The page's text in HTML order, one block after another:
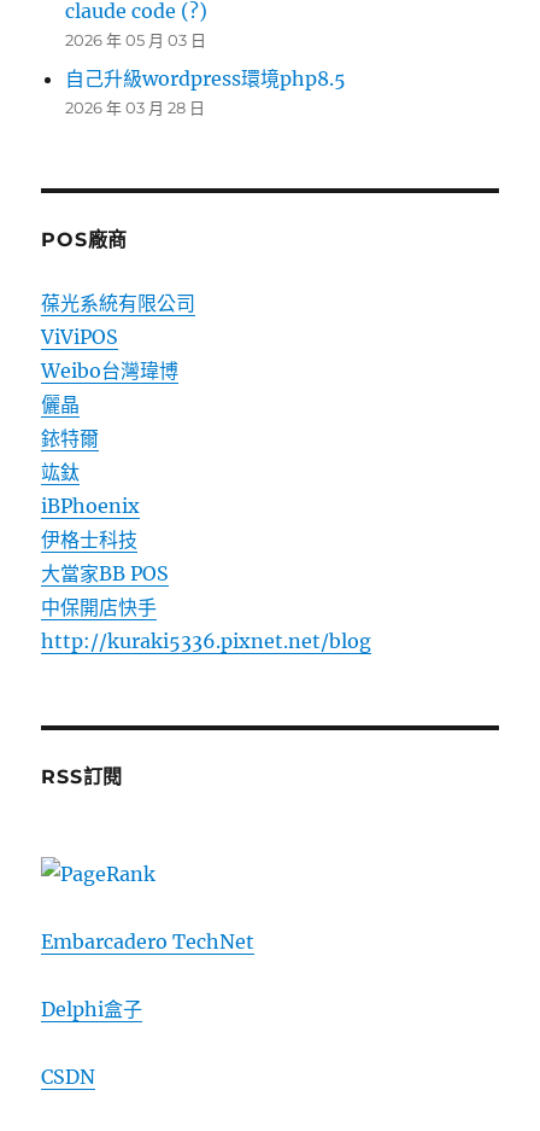
claude code (?)
2026 年 05 月 03 日
自己升級wordpress環境php8.5
2026 年 03 月 28 日
POS廠商
葆光系統有限公司
ViViPOS
Weibo台灣瑋博
儷晶
銥特爾
竑鈦
iBPhoenix
伊格士科技
大當家BB POS
中保開店快手
http://kuraki5336.pixnet.net/blog
RSS訂閱
Embarcadero TechNet
Delphi盒子
CSDN